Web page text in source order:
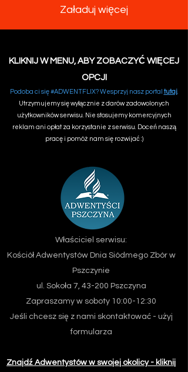
Załaduj więcej
KLIKNIJ W MENU, ABY ZOBACZYĆ WIĘCEJ
OPCJI
Podoba ci się #ADWENTFLIX? Wesprzyj nasz portal tutaj.
Utrzymujemy się wyłącznie z darów zadowolonych
użytkowników serwisu. Nie stosujemy komercyjnych
reklam ani opłat za korzystanie z serwisu. Doceń naszą
pracę i pomóż nam się rozwijać :)
Właściciel serwisu:
Kościół Adwentystów Dnia Siódmego Zbór w
Pszczynie
ul. Sokoła 7, 43-200 Pszczyna
Zapraszamy w soboty 10:00-12:30
Jeśli chcesz się z nami skontaktować - użyj
formularza
Znajdź Adwentystów w swojej okolicy - kliknij